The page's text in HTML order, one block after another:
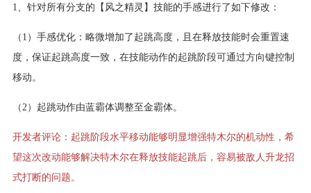
1、针对所有分支的【风之精灵】技能的手感进行了如下修改：
（1）手感优化：略微增加了起跳高度，且在释放技能时会重置速
度，保证起跳高度一致，在技能动作的起跳阶段可通过方向键控制
移动。
（2）起跳动作由蓝霸体调整至金霸体。
开发者评论：起跳阶段水平移动能够明显增强特木尔的机动性，希
望这次改动能够解决特木尔在释放技能起跳后，容易被敌人升龙招
式打断的问题。